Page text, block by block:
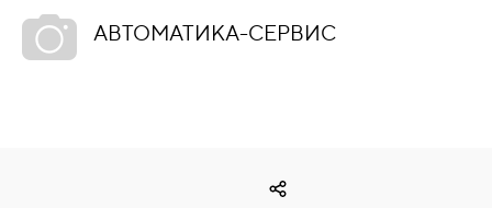
АКСЕССУАРЫ
АВТОМАТИКА-СЕРВИС